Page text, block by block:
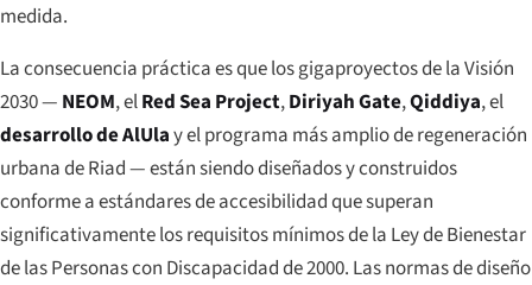
medida.
La consecuencia práctica es que los gigaproyectos de la Visión
2030 — NEOM, elRed Sea Project,Diriyah Gate,Qiddiya, el
desarrollo de AlUlay el programa más amplio de regeneración
urbana de Riad — están siendo diseñados y construidos
conforme a estándares de accesibilidad que superan
significativamente los requisitos mínimos de la Ley de Bienestar
de las Personas con Discapacidad de 2000. Las normas de diseño